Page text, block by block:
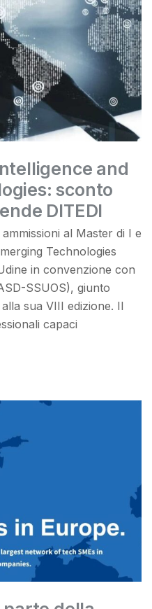
and
sconto
DITEDI
al Master di I e
Technologies
in convenzione con
SSUOS), giunto
sua VIII edizione. Il
capaci